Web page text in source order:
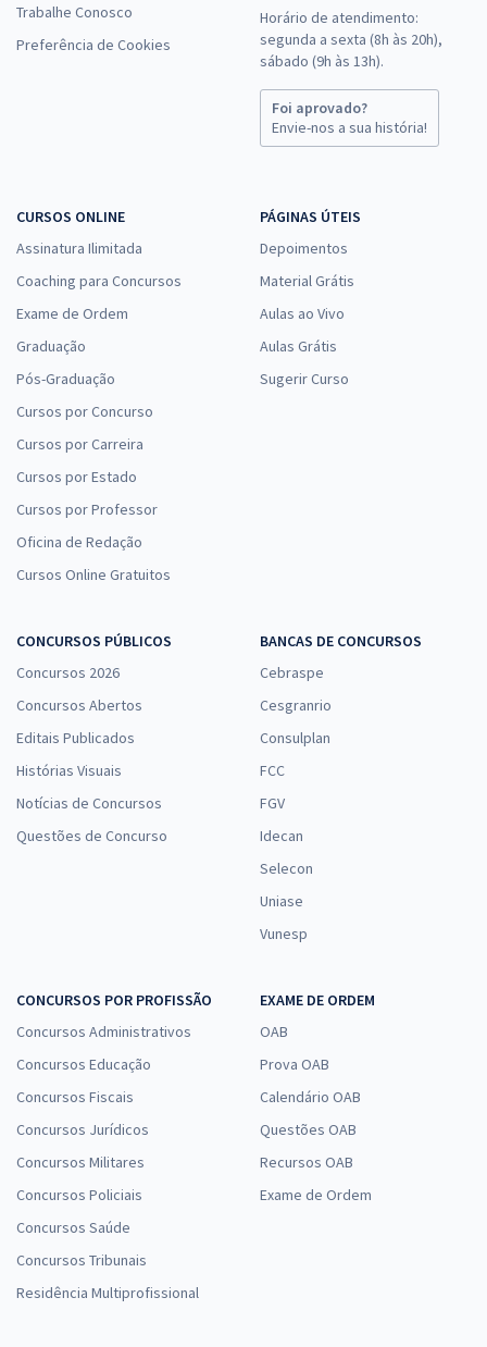
Trabalhe Conosco
Preferência de Cookies
Horário de atendimento:
segunda a sexta (8h às 20h),
sábado (9h às 13h).
Foi aprovado?
Envie-nos a sua história!
CURSOS ONLINE
Assinatura Ilimitada
Coaching para Concursos
Exame de Ordem
Graduação
Pós-Graduação
Cursos por Concurso
Cursos por Carreira
Cursos por Estado
Cursos por Professor
Oficina de Redação
Cursos Online Gratuitos
PÁGINAS ÚTEIS
Depoimentos
Material Grátis
Aulas ao Vivo
Aulas Grátis
Sugerir Curso
CONCURSOS PÚBLICOS
Concursos 2026
Concursos Abertos
Editais Publicados
Histórias Visuais
Notícias de Concursos
Questões de Concurso
BANCAS DE CONCURSOS
Cebraspe
Cesgranrio
Consulplan
FCC
FGV
Idecan
Selecon
Uniase
Vunesp
CONCURSOS POR PROFISSÃO
Concursos Administrativos
Concursos Educação
Concursos Fiscais
Concursos Jurídicos
Concursos Militares
Concursos Policiais
Concursos Saúde
Concursos Tribunais
Residência Multiprofissional
EXAME DE ORDEM
OAB
Prova OAB
Calendário OAB
Questões OAB
Recursos OAB
Exame de Ordem